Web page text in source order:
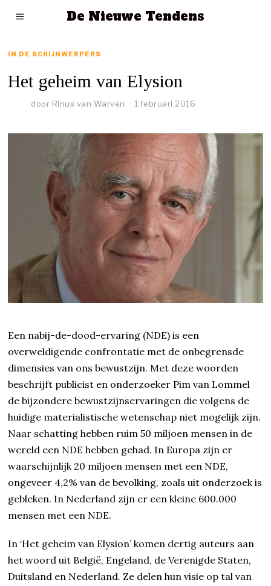
De Nieuwe Tendens
IN DE SCHIJNWERPERS
Het geheim van Elysion
door Rinus van Warven 1 februari 2016
Een nabij-de-dood-ervaring (NDE) is een
overweldigende confrontatie met de onbegrensde
dimensies van ons bewustzijn. Met deze woorden
beschrijft publicist en onderzoeker Pim van Lommel
de bijzondere bewustzijnservaringen die volgens de
huidige materialistische wetenschap niet mogelijk zijn.
Naar schatting hebben ruim 50 miljoen mensen in de
wereld een NDE hebben gehad. In Europa zijn er
waarschijnlijk 20 miljoen mensen met een NDE,
ongeveer 4,2% van de bevolking, zoals uit onderzoek is
gebleken. In Nederland zijn er een kleine 600.000
mensen met een NDE.
In ‘Het geheim van Elysion’ komen dertig auteurs aan
het woord uit België, Engeland, de Verenigde Staten,
Duitsland en Nederland. Ze delen hun visie op tal van